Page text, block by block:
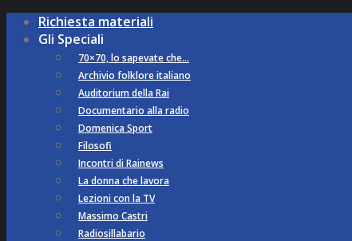
Richiesta materiali
Gli Speciali
70×70, lo sapevate che…
Archivio folklore italiano
Auditorium della Rai
Documentario alla radio
Domenica Sport
Filosofi
Incontri di Rainews
La donna che lavora
Lezioni con la TV
Massimo Castri
Radiosillabario